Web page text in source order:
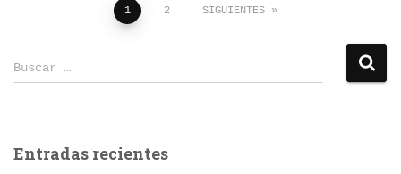
Paginación
de
1 2 SIGUIENTES
B
u
r
Buscar …
Entradas recientes